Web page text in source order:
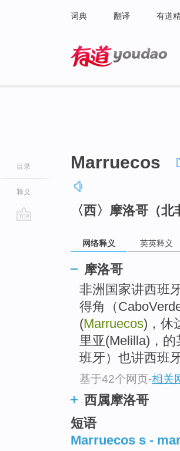
词典 翻译 有道
目录
释义
Marruecos
〈西〉摩洛哥（
网络释义 英英释义
摩洛哥
非洲国家讲西班
得角（
(Marruecos)，休
里亚(Melilla)，
班牙）也讲西班
基于42个网页-相关
西属摩洛哥
短语
Marruecos s -